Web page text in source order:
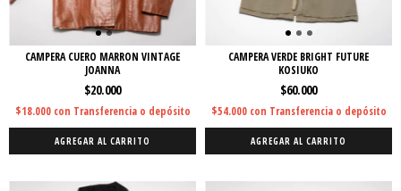
CAMPERA CUERO MARRON VINTAGE
JOANNA
$20.000
$18.000 con Transferencia o depósito
AGREGAR AL CARRITO
CAMPERA VERDE BRIGHT FUTURE
KOSIUKO
$60.000
$54.000 con Transferencia o depósito
AGREGAR AL CARRITO